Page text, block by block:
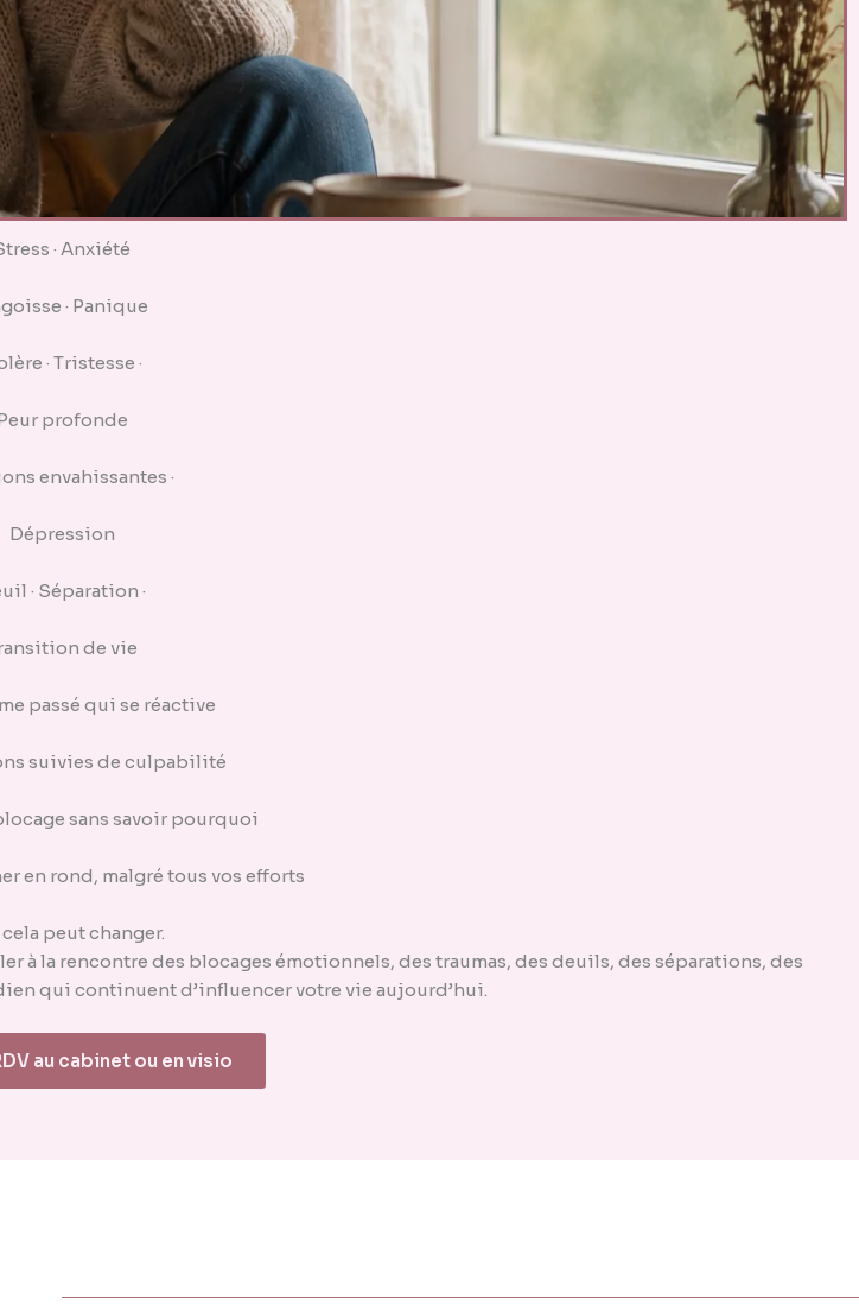
· Anxiété
· Panique
· Tristesse ·
profonde
envahissantes ·
Dépression
· Séparation ·
de vie
passé qui se réactive
suivies de culpabilité
sans savoir pourquoi
en rond, malgré tous vos efforts
peut changer.
à la rencontre des blocages émotionnels, des traumas, des deuils, des séparations, des
qui continuent d’influencer votre vie aujourd’hui.
au cabinet ou en visio